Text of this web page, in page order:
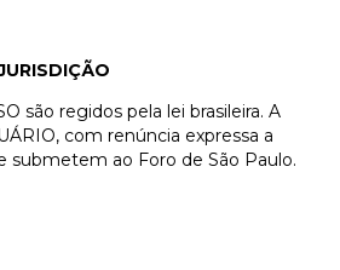
são regidos pela lei brasileira. A
com renúncia expressa a
submetem ao Foro de São Paulo.